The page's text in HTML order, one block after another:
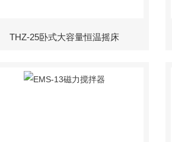
THZ-25卧式大容量恒温摇床